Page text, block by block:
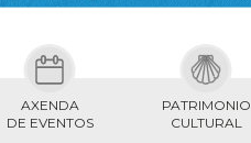
AXENDA
DE EVENTOS
PATRIMONIO
CULTURAL